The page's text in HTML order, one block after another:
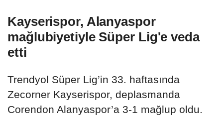
Kayserispor, Alanyaspor
mağlubiyetiyle Süper Lig'e veda
etti
Trendyol Süper Lig’in 33. haftasında
Zecorner Kayserispor, deplasmanda
Corendon Alanyaspor’a 3-1 mağlup oldu.